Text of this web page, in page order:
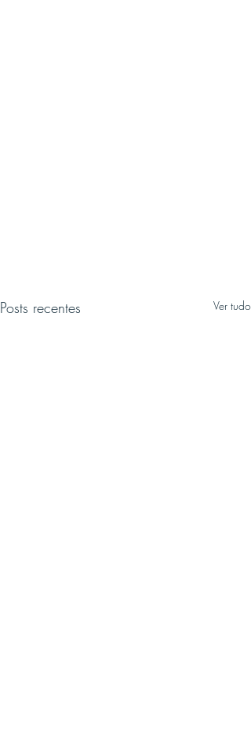
Posts recentes Ver tudo